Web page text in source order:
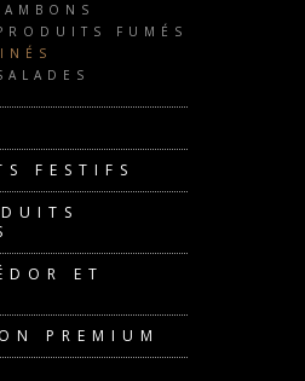
FUMÉS
FESTIFS
ET
PREMIUM